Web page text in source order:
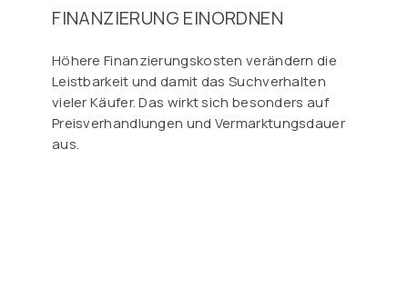
FINANZIERUNG EINORDNEN
Höhere Finanzierungskosten verändern die
Leistbarkeit und damit das Suchverhalten
vieler Käufer. Das wirkt sich besonders auf
Preisverhandlungen und Vermarktungsdauer
aus.